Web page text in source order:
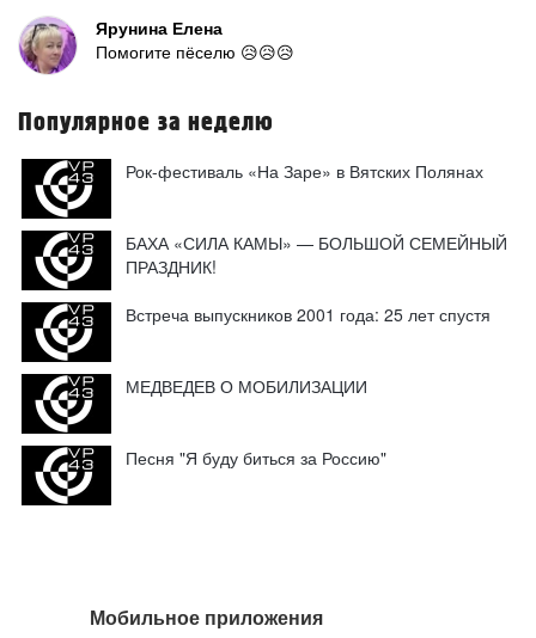
Ярунина Елена
Помогите пёселю 😥😥😥
Популярное за неделю
Рок-фестиваль «На Заре» в Вятских Полянах
БАХА «СИЛА КАМЫ» — БОЛЬШОЙ СЕМЕЙНЫЙ
ПРАЗДНИК!
Встреча выпускников 2001 года: 25 лет спустя
МЕДВЕДЕВ О МОБИЛИЗАЦИИ
Песня "Я буду биться за Россию"
Мобильное приложения